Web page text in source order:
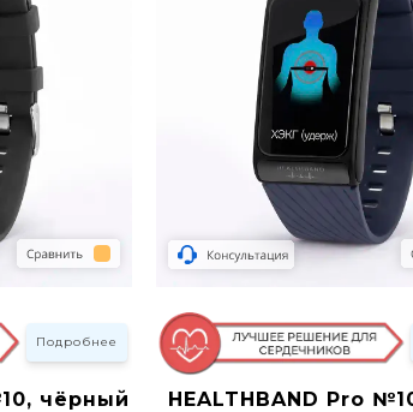
Подробнее
чёрный
HEALTHBAND Pro